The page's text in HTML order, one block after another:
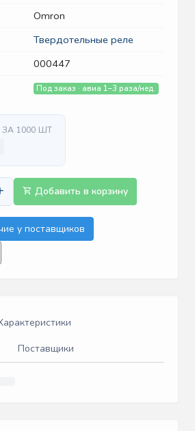
Omron
Твердотельные реле
000447
Под заказ · авиа 1–3 раза/нед.
1000 ШТ
Добавить в корзину
у поставщиков
Поставщики